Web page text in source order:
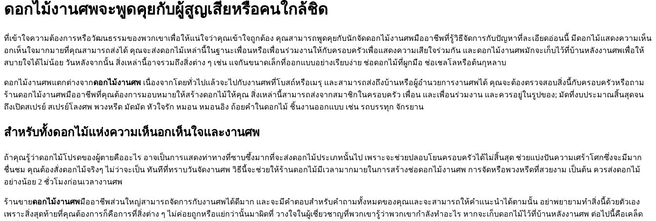
ดอกไม้งานศพจะพูดคุยกับผู้สูญเสียหรือคนใกล้ชิด
ที่เข้าใจความต้องการหรือวัฒนธรรมของพวกเขาเพื่อให้แน่ใจว่าคุณเข้าใจถูกต้อง คุณสามารถพูดคุยกับนักจัดดอกไม้งานศพมืออาชีพที่รู้วิธีจัดการกับปัญหาที่ละเอียดอ่อนนี้ มีดอกไม้แสดงความเห็น
อกเห็นใจมากมายที่คุณสามารถส่งได้ คุณจะส่งดอกไม้เหล่านี้ในฐานะเพื่อนหรือเพื่อนร่วมงานให้กับครอบครัวเพื่อแสดงความเสียใจร่วมกัน และดอกไม้งานศพมักจะเก็บไว้ที่บ้านหลังงานศพเพื่อให้
สบายใจได้ไม่น้อย วันหลังจากนั้น สิ่งเหล่านี้อาจรวมถึงสิ่งต่าง ๆ เช่น แจกันขนาดเล็กที่ออกแบบอย่างเรียบง่าย ช่อดอกไม้ที่ผูกมือ ช่อเชลโลหรือต้นกุหลาบ
ดอกไม้งานศพแตกต่างจากดอกไม้งานศพ เนื่องจากโดยทั่วไปแล้วจะไปกับงานศพที่โบสถ์หรือเมรุ และสามารถส่งถึงบ้านหรือผู้อำนวยการงานศพได้ คุณจะต้องตรวจสอบสิ่งนี้กับครอบครัวหรือถาม
ร้านดอกไม้งานศพมืออาชีพที่คุณต้องการมอบหมายให้สร้างดอกไม้ให้คุณ สิ่งเหล่านี้สามารถส่งจากสมาชิกในครอบครัว เพื่อน และเพื่อนร่วมงาน และควรอยู่ในรูปของ; มัดที่งบประมาณสิ้นสุดจน
ถึงเปิดสเปรย์ สเปรย์โลงศพ พวงหรีด มัดมัด หัวใจรัก หมอน หมอนอิง ถ้อยคำในดอกไม้ ชิ้นงานออกแบบ เช่น รถบรรทุก จักรยาน
สำหรับทั้งดอกไม้แห่งความเห็นอกเห็นใจและงานศพ
ถ้าคุณรู้ว่าดอกไม้โปรดของผู้ตายคืออะไร อาจเป็นการแสดงท่าทางที่ซาบซึ้งมากที่จะส่งดอกไม้ประเภทนั้นไป เพราะจะช่วยปลอบโยนครอบครัวได้ไม่สิ้นสุด ช่วยแบ่งปันความเศร้าโศกซึ่งจะมีมาก
ชื่นชม คุณต้องสั่งดอกไม้จริงๆ ไม่ว่าจะเป็น ทันทีที่ทราบวันจัดงานศพ วิธีนี้จะช่วยให้ร้านดอกไม้มีเวลามากมายในการสร้างช่อดอกไม้งานศพ การจัดหรือพวงหรีดที่สวยงาม เป็นต้น ควรส่งดอกไม้
อย่างน้อย 2 ชั่วโมงก่อนเวลางานศพ
ร้านขายดอกไม้งานศพมืออาชีพส่วนใหญ่สามารถจัดการกับงานศพได้ดีมาก และจะมีคำตอบสำหรับคำถามทั้งหมดของคุณและจะสามารถให้คำแนะนำได้ตามนั้น อย่าพยายามทำสิ่งนี้ด้วยตัวเอง
เพราะสิ่งสุดท้ายที่คุณต้องการก็คือการที่สิ่งต่าง ๆ ไม่ค่อยถูกหรือแย่กว่านั้นมาผิดที่ วางใจในผู้เชี่ยวชาญที่พวกเขารู้ว่าพวกเขากำลังทำอะไร หากจะเก็บดอกไม้ไว้ที่บ้านหลังงานศพ ต่อไปนี้คือเคล็ด